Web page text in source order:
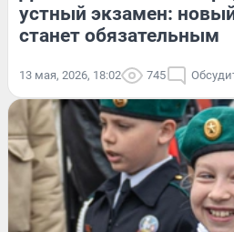
устный экзамен:
станет обязательным
13 мая, 2026, 18:02 745